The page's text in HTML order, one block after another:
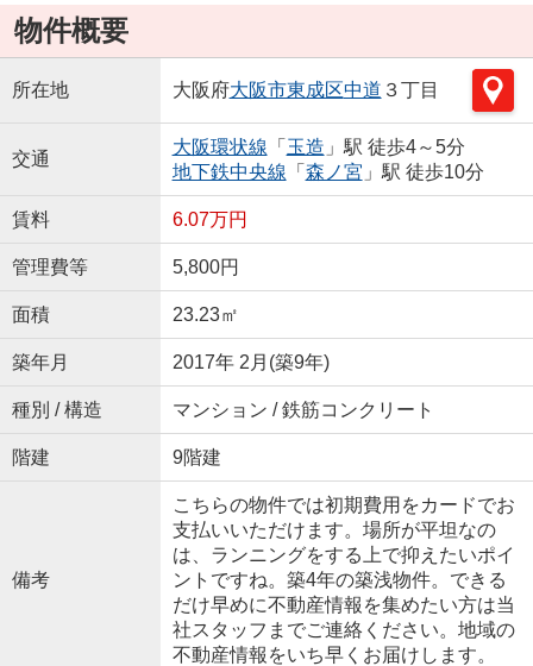
物件概要
所在地 大阪府大阪市東成区中道 ３丁目
交通
大阪環状線 「 玉造 」駅 徒歩4～5分
地下鉄中央線 「 森ノ宮 」駅 徒歩10分
賃料 6.07万円
管理費等 5,800円
面積 23.23㎡
築年月 2017年 2月(築9年)
種別 / 構造 マンション / 鉄筋コンクリート
階建 9階建
備考
こちらの物件では初期費用をカードでお
支払いいただけます。場所が平坦なの
は、ランニングをする上で抑えたいポイ
ントですね。築4年の築浅物件。できる
だけ早めに不動産情報を集めたい方は当
社スタッフまでご連絡ください。地域の
不動産情報をいち早くお届けします。